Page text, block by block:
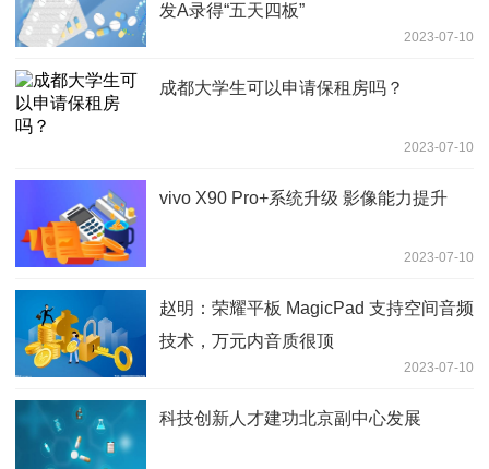
发A录得“五天四板”
2023-07-10
成都大学生可以申请保租房吗？
2023-07-10
vivo X90 Pro+系统升级 影像能力提升
2023-07-10
赵明：荣耀平板 MagicPad 支持空间音频
技术，万元内音质很顶
2023-07-10
科技创新人才建功北京副中心发展